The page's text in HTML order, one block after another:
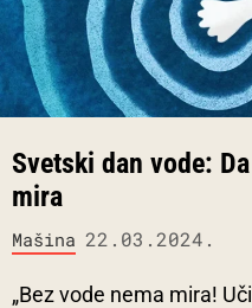
Svetski dan vode:
mira
Mašina 22.03.2024.
„Bez vode nema mira!